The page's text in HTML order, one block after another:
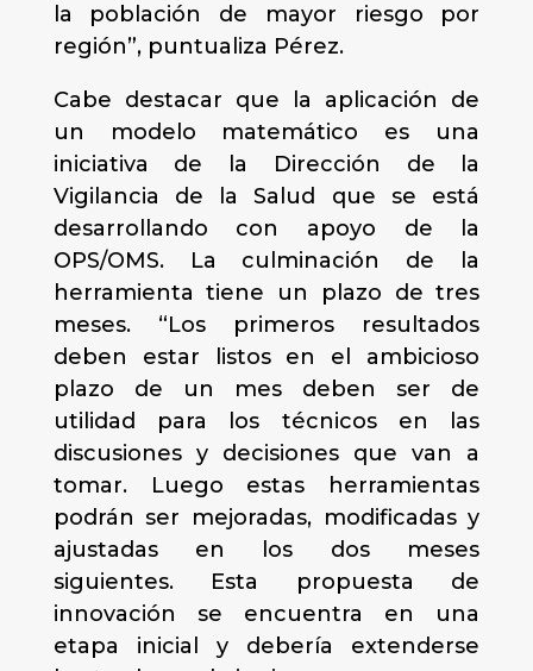
la población de mayor riesgo por
región”, puntualiza Pérez.
Cabe destacar que la aplicación de
un modelo matemático es una
iniciativa de la Dirección de la
Vigilancia de la Salud que se está
desarrollando con apoyo de la
OPS/OMS. La culminación de la
herramienta tiene un plazo de tres
meses. “Los primeros resultados
deben estar listos en el ambicioso
plazo de un mes deben ser de
utilidad para los técnicos en las
discusiones y decisiones que van a
tomar. Luego estas herramientas
podrán ser mejoradas, modificadas y
ajustadas en los dos meses
siguientes. Esta propuesta de
innovación se encuentra en una
etapa inicial y debería extenderse